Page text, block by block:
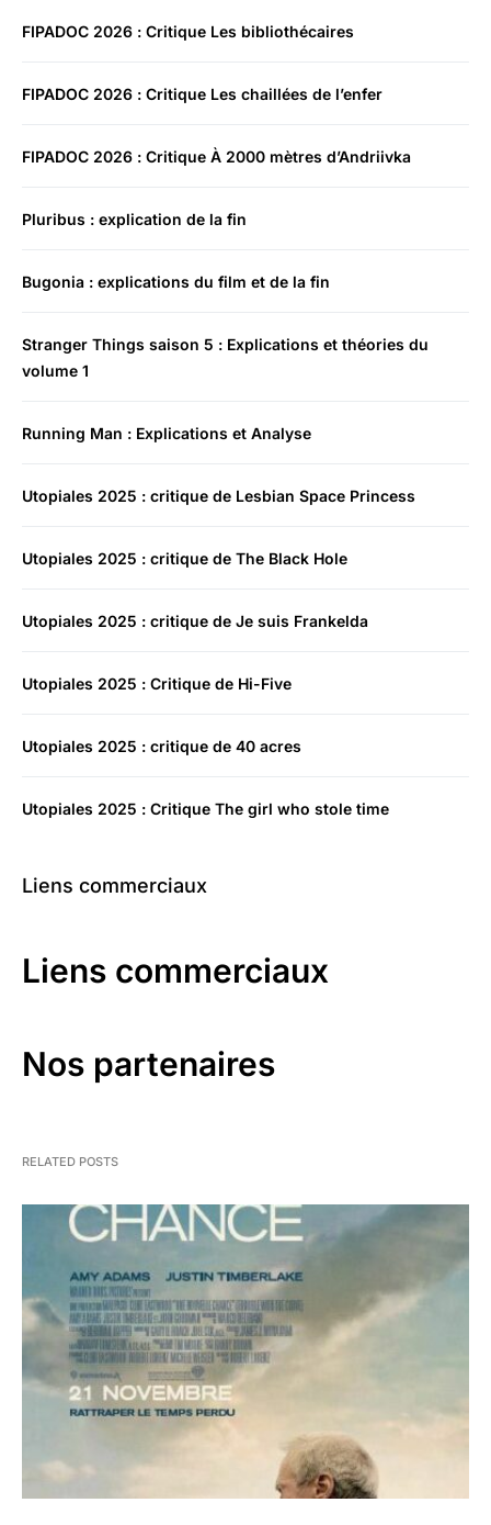
FIPADOC 2026 : Critique Les bibliothécaires
FIPADOC 2026 : Critique Les chaillées de l’enfer
FIPADOC 2026 : Critique À 2000 mètres d’Andriivka
Pluribus : explication de la fin
Bugonia : explications du film et de la fin
Stranger Things saison 5 : Explications et théories du
volume 1
Running Man : Explications et Analyse
Utopiales 2025 : critique de Lesbian Space Princess
Utopiales 2025 : critique de The Black Hole
Utopiales 2025 : critique de Je suis Frankelda
Utopiales 2025 : Critique de Hi-Five
Utopiales 2025 : critique de 40 acres
Utopiales 2025 : Critique The girl who stole time
Liens commerciaux
Liens commerciaux
Nos partenaires
RELATED POSTS